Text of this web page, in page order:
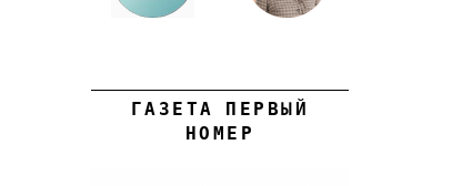
ГАЗЕТА ПЕРВЫЙ
НОМЕР